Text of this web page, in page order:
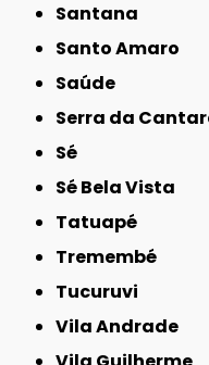
Santana
Santo Amaro
Saúde
Serra da
Sé
Sé Bela Vista
Tatuapé
Tremembé
Tucuruvi
Vila Andrade